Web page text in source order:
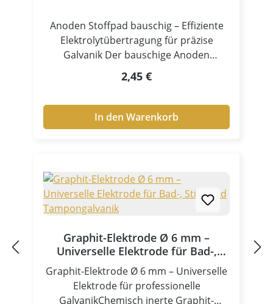
Anoden Stoffpad bauschig – Effiziente
Elektrolytübertragung für präzise
Galvanik Der bauschige Anoden
Stoffpad ist ein unverzichtbares
Zubehör für professionelle
Tampongalvanik. Als Anodenhülle /
Tampon sorgt er für eine gleichmäßige
Beschichtungen – selbst auf komplexen
Oberflächen. Dank seiner weichen,
saugfähigen Struktur gewährleistet der
Stoffpad eine optimale
Elektrolytaufnahme und gleichmäßige
Abgabe während des
Galvanikprozesses. Zentrale Vorteile
Hohe Elektrolytaufnahme für
gleichmäßige Beschichtung Weiche,
Regulärer Preis:
2,45 €
In den Warenkorb
Graphit-Elektrode Ø 6 mm –
Universelle Elektrode für Bad-,
Stift- und Tampongalvanik
Graphit-Elektrode Ø 6 mm – Universelle
Elektrode für professionelle
GalvanikChemisch inerte Graphit-